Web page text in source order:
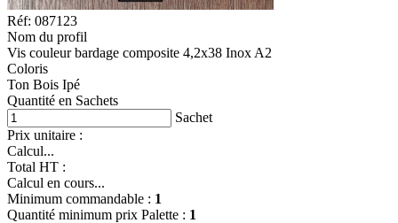
Réf: 087123
Nom du profil
Vis couleur bardage composite 4,2x38 Inox A2
Coloris
Ton Bois Ipé
Quantité en Sachets
Sachet
Prix unitaire :
Calcul...
Total HT :
Calcul en cours...
Minimum commandable : 1
Quantité minimum prix Palette : 1